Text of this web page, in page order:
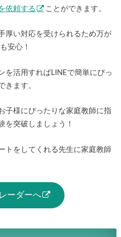
依頼する ことができます。
厚い対応を受けられるため万が
安心！
を活用すればLINEで簡単にぴっ
きます。
子様にぴったりな家庭教師に指
を突破しましょう！
トをしてくれる先生に家庭教師
ーダーへ